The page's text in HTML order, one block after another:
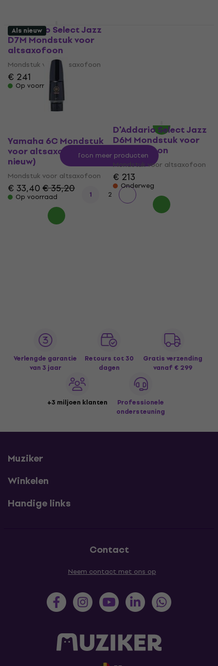
D'Addario Select Jazz
D7M Mondstuk voor
altsaxofoon
Mondstuk voor altsaxofoon
€ 241
Op voorraad
Als nieuw
Yamaha 6C Mondstuk
voor altsaxofoon (Als
nieuw)
Mondstuk voor altsaxofoon
€ 33,40€ 35,20
Op voorraad
D'Addario Select Jazz
D6M Mondstuk voor
altsaxofoon
Mondstuk voor altsaxofoon
€ 213
Onderweg
Toon meer producten
1 2
Verlengde garantie
van 3 jaar
Retours tot 30
dagen
Gratis verzending
vanaf € 299
+3 miljoen klanten
Professionele
ondersteuning
Muziker
Winkelen
Handige links
Contact
Neem contact met ons op